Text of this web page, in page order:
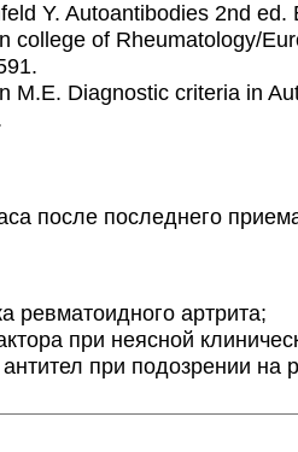
Y. Autoantibodies 2nd ed.
сollege of Rheumatology/
M.E. Diagnostic сriteria in
после последнего
ревматоидного артрита;
при неясной
при подозрении на